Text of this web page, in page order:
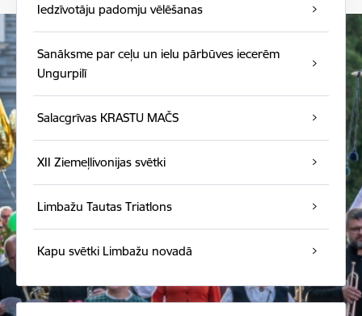
Iedzīvotāju padomju vēlēšanas
Sanāksme par ceļu un ielu pārbūves iecerēm
Ungurpilī
Salacgrīvas KRASTU MAČS
XII Ziemeļlivonijas svētki
Limbažu Tautas Triatlons
Kapu svētki Limbažu novadā